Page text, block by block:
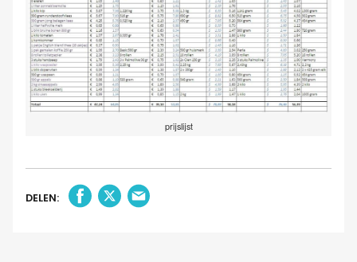
prijslijst
DELEN: